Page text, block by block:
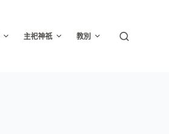
主祀神祇 教別